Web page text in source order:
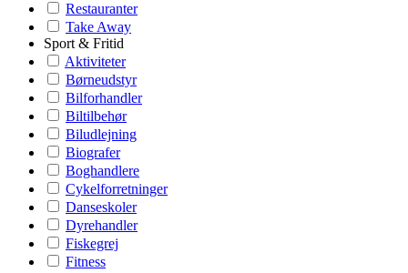
Restauranter
Take Away
Sport & Fritid
Aktiviteter
Børneudstyr
Bilforhandler
Biltilbehør
Biludlejning
Biografer
Boghandlere
Cykelforretninger
Danseskoler
Dyrehandler
Fiskegrej
Fitness